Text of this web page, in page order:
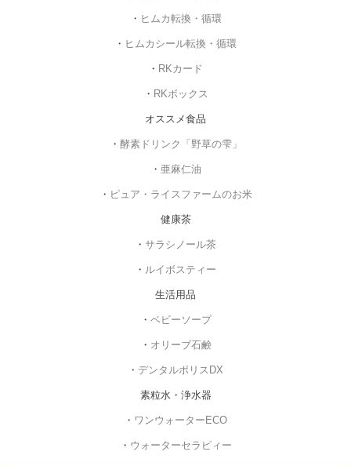
・ ヒムカ転換・循環
・ ヒムカシール転換・循環
・ RKカード
・ RKボックス
オススメ食品
・ 酵素ドリンク「野草の雫」
・ 亜麻仁油
・ ピュア・ライスファームのお米
健康茶
・ サラシノール茶
・ ルイボスティー
生活用品
・ ベビーソープ
・ オリーブ石鹸
・ デンタルポリスDX
素粒水・浄水器
・ ワンウォーターECO
・ ウォーターセラピィー